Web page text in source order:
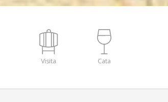
Visita Cata